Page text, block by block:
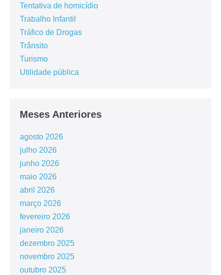
Tentativa de homicídio
Trabalho Infantil
Tráfico de Drogas
Trânsito
Turismo
Utilidade pública
Meses Anteriores
agosto 2026
julho 2026
junho 2026
maio 2026
abril 2026
março 2026
fevereiro 2026
janeiro 2026
dezembro 2025
novembro 2025
outubro 2025